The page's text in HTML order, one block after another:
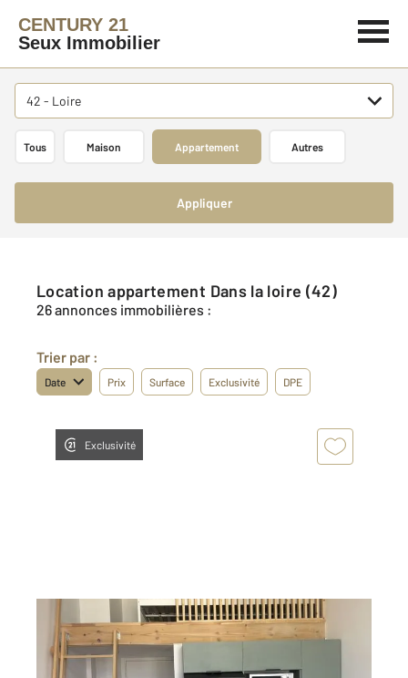
CENTURY 21
Seux Immobilier
42 - Loire
Tous Maison Appartement Autres
Appliquer
Location appartement Dans la loire (42)
26 annonces immobilières :
Trier par :
Date Prix Surface Exclusivité DPE
Exclusivité
ST ETIENNE 42
17,79 m2 , 1 pièce
Ref : 3695